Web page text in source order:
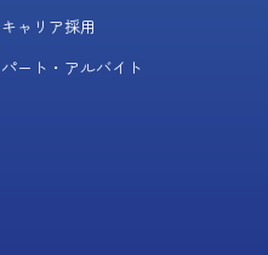
キャリア採用
パート・アルバイト